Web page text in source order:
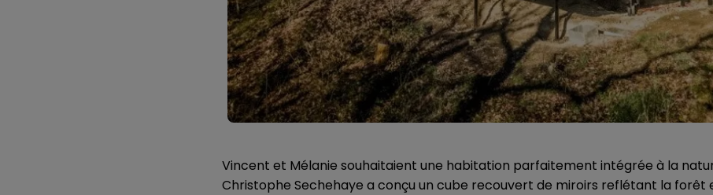
Vincent et Mélanie souhaitaient une habitation parfaitement intégrée à la
Christophe Sechehaye a conçu un cube recouvert de miroirs reflétant la forêt